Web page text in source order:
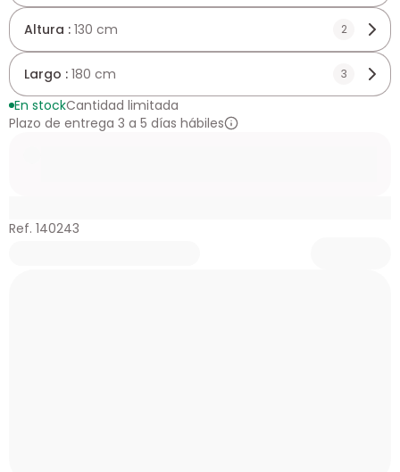
Altura : 130 cm 2
Largo : 180 cm 3
En stockCantidad limitada
Plazo de entrega 3 a 5 días hábiles
Ref. 140243